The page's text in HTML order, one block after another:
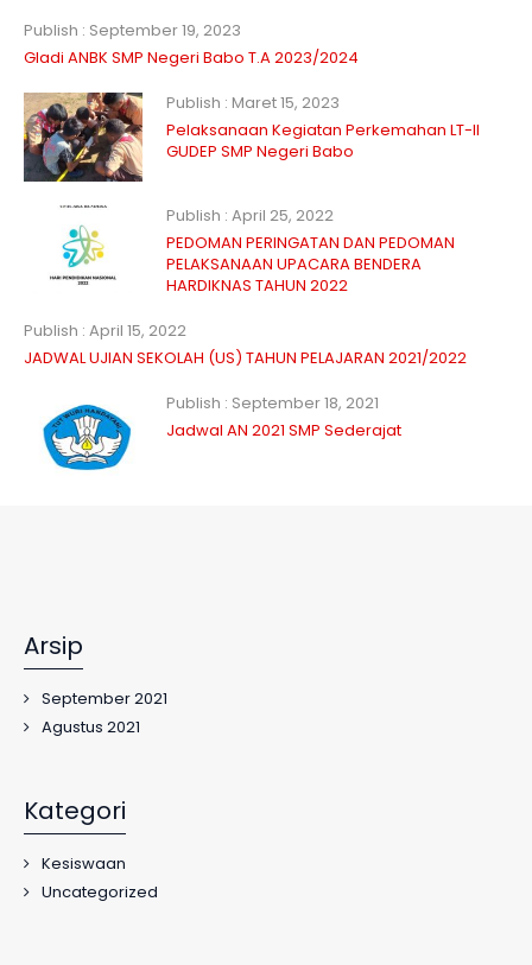
Publish : September 19, 2023
Gladi ANBK SMP Negeri Babo T.A 2023/2024
Publish : Maret 15, 2023
Pelaksanaan Kegiatan Perkemahan LT-II
GUDEP SMP Negeri Babo
Publish : April 25, 2022
PEDOMAN PERINGATAN DAN PEDOMAN
PELAKSANAAN UPACARA BENDERA
HARDIKNAS TAHUN 2022
Publish : April 15, 2022
JADWAL UJIAN SEKOLAH (US) TAHUN PELAJARAN 2021/2022
Publish : September 18, 2021
Jadwal AN 2021 SMP Sederajat
Arsip
September 2021
Agustus 2021
Kategori
Kesiswaan
Uncategorized